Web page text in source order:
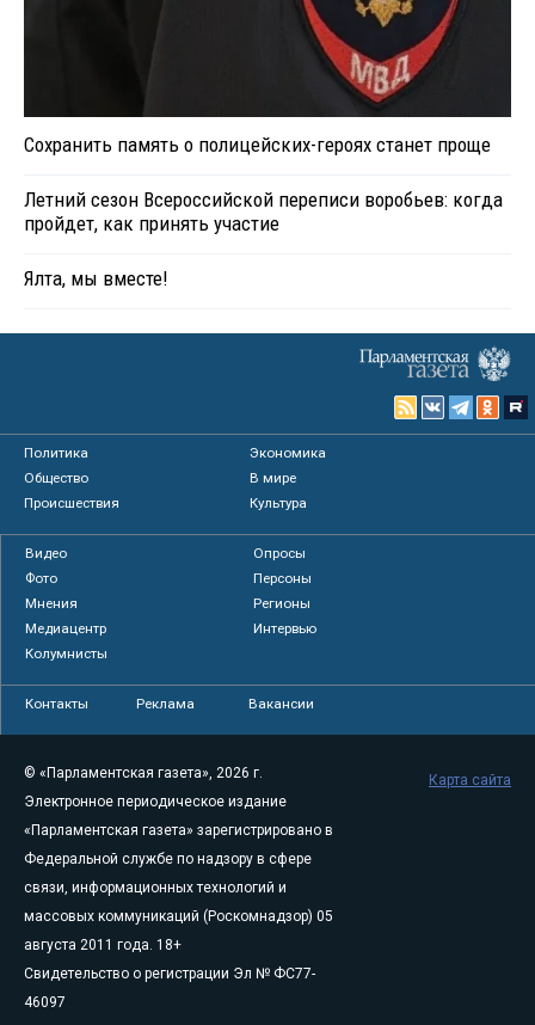
Сохранить память о полицейских-героях станет проще
Летний сезон Всероссийской переписи воробьев: когда
пройдет, как принять участие
Ялта, мы вместе!
Политика
Экономика
Общество
В мире
Происшествия
Культура
Видео
Опросы
Фото
Персоны
Мнения
Регионы
Медиацентр
Интервью
Колумнисты
Контакты Реклама Вакансии
© «Парламентская газета», 2026 г.
Электронное периодическое издание
«Парламентская газета» зарегистрировано в
Федеральной службе по надзору в сфере
связи, информационных технологий и
массовых коммуникаций (Роскомнадзор) 05
августа 2011 года. 18+
Свидетельство о регистрации Эл № ФС77-
46097
Карта сайта